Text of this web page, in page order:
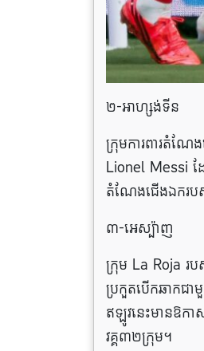
២-អាហ្សង់ទីន
ក្រុមការពារតំណែ
Lionel Messi ដ
តំណែងជើងឯករប
៣-អេស្ប៉ាញ
ក្រុម La Roja រប
ប្រកួតបើកឆាកជ
ឥឡូវនេះមានឱក
វគ្គ៣២ក្រុម។